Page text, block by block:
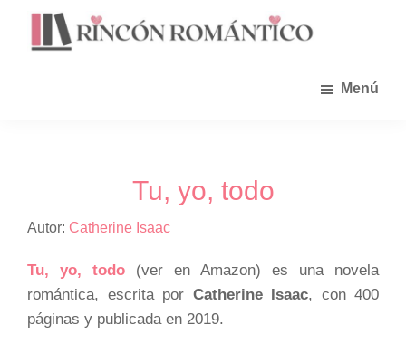
Saltar
Menú
Tu, yo, todo
Autor: Catherine Isaac
Tu, yo, todo (ver en Amazon) es una novela
romántica, escrita por Catherine Isaac, con 400
páginas y publicada en 2019.